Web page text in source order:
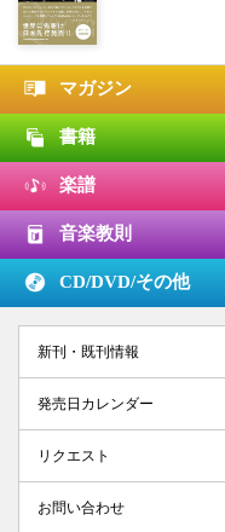
マガジン
書籍
楽譜
音楽教則
CD/DVD/その他
新刊・既刊情報
発売日カレンダー
リクエスト
お問い合わせ